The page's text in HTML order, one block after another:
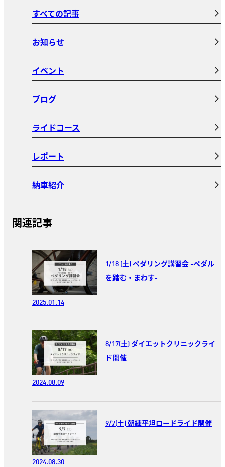
すべての記事
お知らせ
イベント
ブログ
ライドコース
レポート
納車紹介
関連記事
1/18 (土) ペダリング講習会 -ペダル
を踏む・まわす-
2025.01.14
8/17(土) ダイエットクリニックライ
ド開催
2024.08.09
9/7(土) 朝練平坦ロードライド開催
2024.08.30